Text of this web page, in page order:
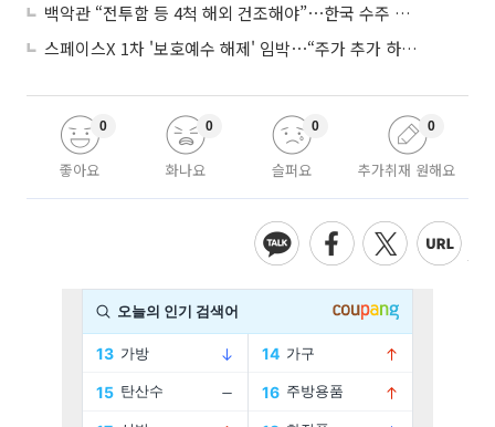
백악관 “전투함 등 4척 해외 건조해야”⋯한국 수주 기대
스페이스X 1차 '보호예수 해제' 임박⋯“주가 추가 하락 가능성”
좋아요
0
화나요
0
슬퍼요
0
추가취재 원해요
0